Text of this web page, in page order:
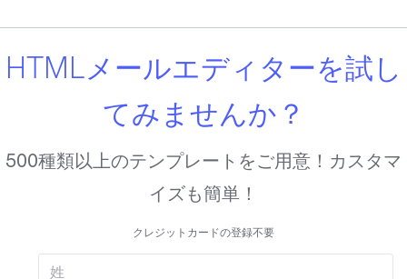
HTMLメールエディターを試し
てみませんか？
500種類以上のテンプレートをご用意！カスタマ
イズも簡単！
クレジットカードの登録不要